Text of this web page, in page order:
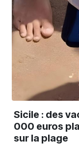
Sicile : des
000 euros
sur la plage